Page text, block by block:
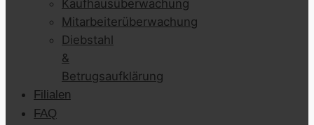
Kaufhausüberwachung
Mitarbeiterüberwachung
Diebstahl
&
Betrugsaufklärung
Filialen
FAQ